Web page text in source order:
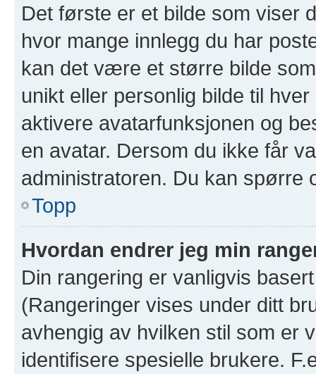
Det første er et bilde som viser
hvor mange innlegg du har
kan det være et større bilde
unikt eller personlig bilde til
aktivere avatarfunksjonen og
en avatar. Dersom du ikke får
administratoren. Du kan spørre
Topp
Hvordan endrer jeg min
Din rangering er vanligvis
(Rangeringer vises under ditt
avhengig av hvilken stil som er
identifisere spesielle brukere.